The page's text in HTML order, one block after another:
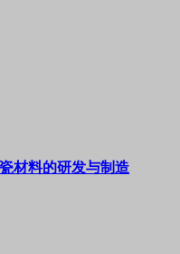
材料的研发与制造